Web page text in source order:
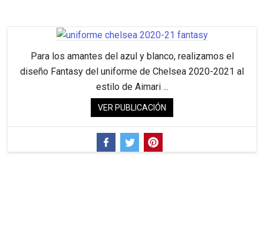
Para los amantes del azul y blanco, realizamos el
diseño Fantasy del uniforme de Chelsea 2020-2021 al
estilo de Aimari ...
VER PUBLICACIÓN